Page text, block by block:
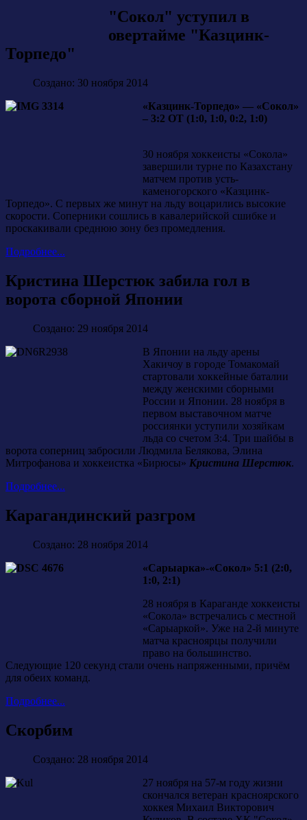
"Сокол" уступил в
овертайме "Казцинк-
Торпедо"
Создано: 30 ноября 2014
«Казцинк-Торпедо» — «Сокол»
– 3:2 ОТ (1:0, 1:0, 0:2, 1:0)
30 ноября хоккеисты «Сокола»
завершили турне по Казахстану
матчем против усть-
каменогорского «Казцинк-
Торпедо». С первых же минут на льду воцарились высокие
скорости. Соперники сошлись в кавалерийской сшибке и
проскакивали среднюю зону без промедления.
Подробнее...
Кристина Шерстюк забила гол в
ворота сборной Японии
Создано: 29 ноября 2014
В Японии на льду арены
Хакичоу в городе Томакомай
стартовали хоккейные баталии
между женскими сборными
России и Японии. 28 ноября в
первом выставочном матче
россиянки уступили хозяйкам
льда со счетом 3:4. Три шайбы в
ворота соперниц забросили Людмила Белякова, Элина
Митрофанова и хоккеистка «Бирюсы» Кристина Шерстюк.
Подробнее...
Карагандинский разгром
Создано: 28 ноября 2014
«Сарыарка»-«Сокол» 5:1 (2:0,
1:0, 2:1)
28 ноября в Караганде хоккеисты
«Сокола» встречались с местной
«Сарыаркой». Уже на 2-й минуте
матча красноярцы получили
право на большинство.
Следующие 120 секунд стали очень напряженными, причём
для обеих команд.
Подробнее...
Скорбим
Создано: 28 ноября 2014
27 ноября на 57-м году жизни
скончался ветеран красноярского
хоккея Михаил Викторович